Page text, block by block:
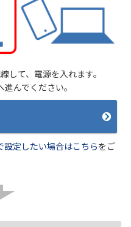
して、電源を入れます。
んでください。
設定したい場合はこちらをご